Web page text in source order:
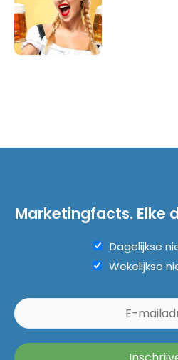
Marketingfacts. Elke
Dagelijkse
Wekelijkse